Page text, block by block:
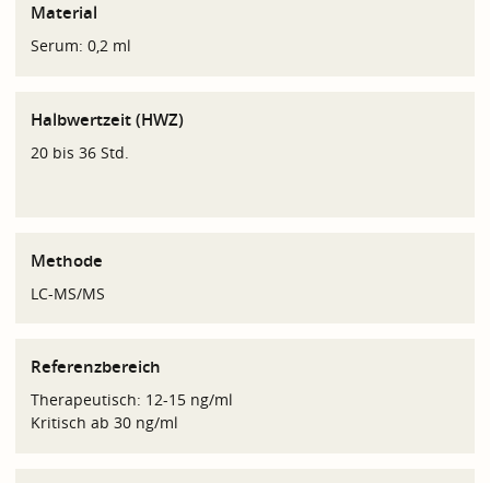
Material
Serum: 0,2 ml
Halbwertzeit (HWZ)
20 bis 36 Std.
Methode
LC-MS/MS
Referenzbereich
Therapeutisch: 12-15 ng/ml
Kritisch ab 30 ng/ml